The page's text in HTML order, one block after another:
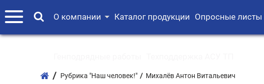
О компании Каталог продукции Опросные листы
Рубрика "Наш человек!" Михалёв Антон Витальевич